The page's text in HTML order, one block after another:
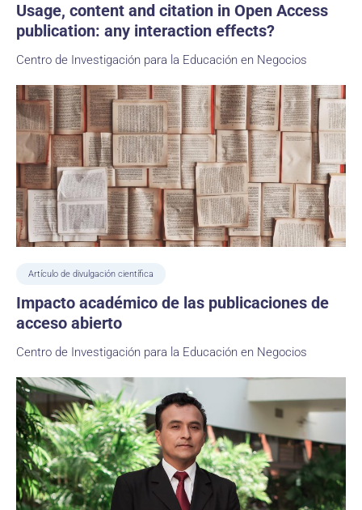
Usage, content and citation in Open Access
publication: any interaction effects?
Centro de Investigación para la Educación en Negocios
Artículo de divulgación científica
Impacto académico de las publicaciones de
acceso abierto
Centro de Investigación para la Educación en Negocios